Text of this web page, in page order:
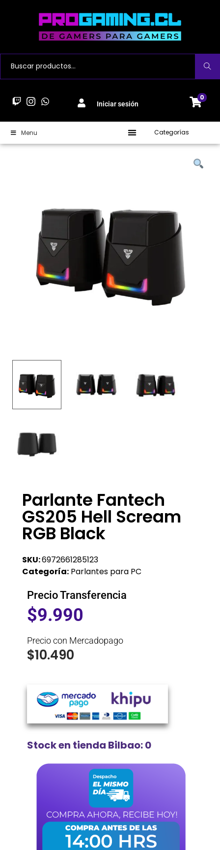
Buscar
Iniciar sesión
0
Menu Categorías
Parlante Fantech
GS205 Hell Scream
RGB Black
SKU:6972661285123
Categoría: Parlantes para PC
Precio Transferencia
$9.990
Precio con Mercadopago
$10.490
Stock en tienda Bilbao: 0